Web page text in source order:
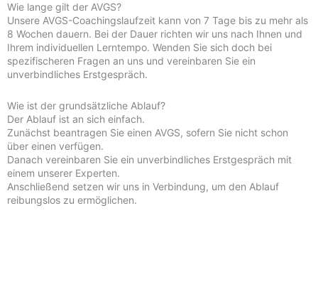
Wie lange gilt der AVGS?
Unsere AVGS-Coachingslaufzeit kann von 7 Tage bis zu mehr als
8 Wochen dauern. Bei der Dauer richten wir uns nach Ihnen und
Ihrem individuellen Lerntempo. Wenden Sie sich doch bei
spezifischeren Fragen an uns und vereinbaren Sie ein
unverbindliches Erstgespräch.
Wie ist der grundsätzliche Ablauf?
Der Ablauf ist an sich einfach.
Zunächst beantragen Sie einen AVGS, sofern Sie nicht schon
über einen verfügen.
Danach vereinbaren Sie ein unverbindliches Erstgespräch mit
einem unserer Experten.
Anschließend setzen wir uns in Verbindung, um den Ablauf
reibungslos zu ermöglichen.